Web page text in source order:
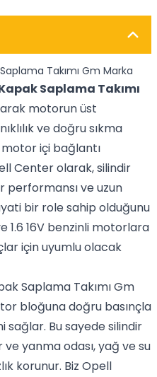
Takımı Gm Marka
Saplama Takımı
motorun üst
ve doğru sıkma
içi bağlantı
Center olarak, silindir
performansı ve uzun
bir role sahip olduğunu
1.6 16V benzinli motorlara
için uyumlu olacak
Saplama Takımı Gm
bloğuna doğru basınçla
sağlar. Bu sayede silindir
ve yanma odası, yağ ve su
korunur. Biz Opell